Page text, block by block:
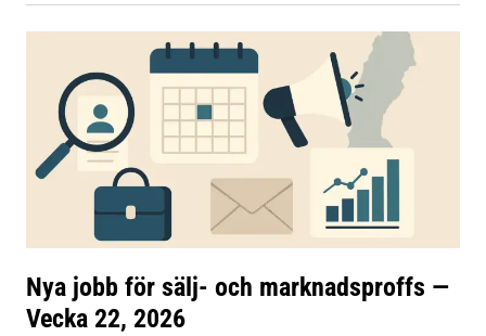
Nya jobb för sälj- och marknadsproffs —
Vecka 22, 2026